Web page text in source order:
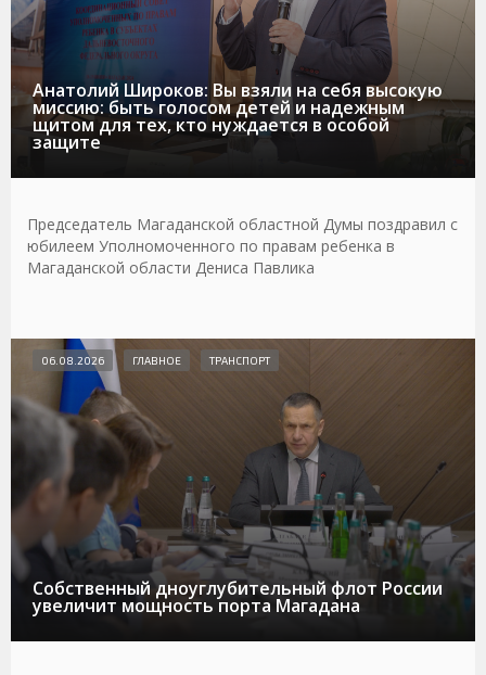
Анатолий Широков: Вы взяли на себя высокую
миссию: быть голосом детей и надежным
щитом для тех, кто нуждается в особой
защите
Председатель Магаданской областной Думы поздравил с
юбилеем Уполномоченного по правам ребенка в
Магаданской области Дениса Павлика
Собственный дноуглубительный флот России
увеличит мощность порта Магадана
06.08.2026 ГЛАВНОЕ ТРАНСПОРТ